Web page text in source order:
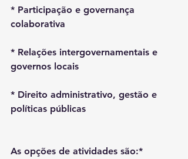
* Participação e governança
colaborativa
* Relações intergovernamentais e
governos locais
* Direito administrativo, gestão e
políticas públicas
As opções de atividades são:*